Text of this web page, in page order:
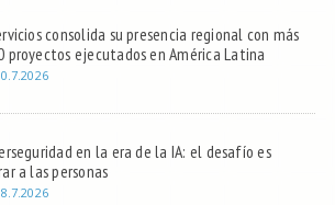
consolida su presencia regional con más
proyectos ejecutados en América Latina
en la era de la IA: el desafío es
a las personas